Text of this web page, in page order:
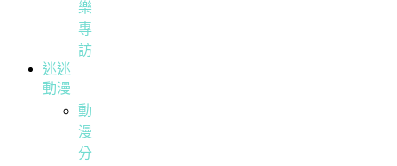
樂
專
訪
迷迷
動漫
動
漫
分